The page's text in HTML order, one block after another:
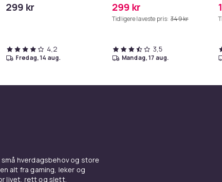
S6
299 kr
4,2
fredag, 14 aug.
299 kr
Tidligere laveste pris: 349 kr
3,5
mandag, 17 aug.
hverdagsbehov og store
alt fra gaming, leker og
livet, rett og slett.